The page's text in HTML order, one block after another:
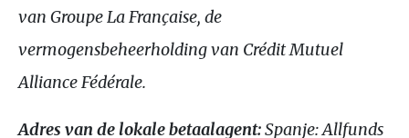
van Groupe La Française, de
vermogensbeheerholding van Crédit Mutuel
Alliance Fédérale.
Adres van de lokale betaalagent:Spanje: Allfunds